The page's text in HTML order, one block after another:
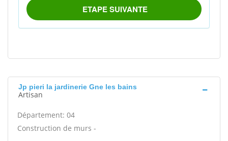
Jp pieri la jardinerie Gne les bains
Artisan
Département: 04
Construction de murs -